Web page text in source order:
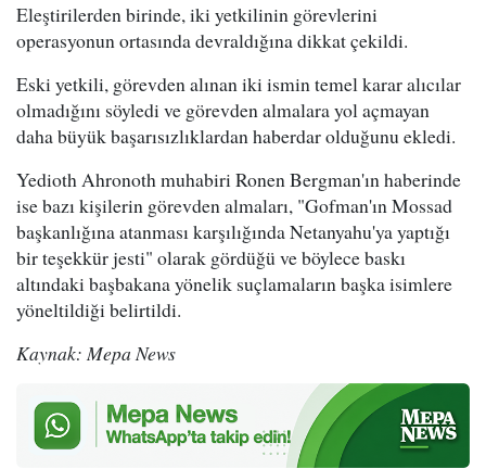
Eleştirilerden birinde, iki yetkilinin görevlerini
operasyonun ortasında devraldığına dikkat çekildi.
Eski yetkili, görevden alınan iki ismin temel karar alıcılar
olmadığını söyledi ve görevden almalara yol açmayan
daha büyük başarısızlıklardan haberdar olduğunu ekledi.
Yedioth Ahronoth muhabiri Ronen Bergman'ın haberinde
ise bazı kişilerin görevden almaları, "Gofman'ın Mossad
başkanlığına atanması karşılığında Netanyahu'ya yaptığı
bir teşekkür jesti" olarak gördüğü ve böylece baskı
altındaki başbakana yönelik suçlamaların başka isimlere
yöneltildiği belirtildi.
Kaynak: Mepa News